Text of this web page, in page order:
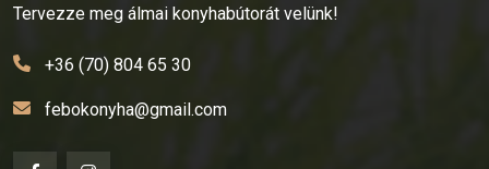
Tervezze meg álmai konyhabútorát velünk!
+36 (70) 804 65 30
febokonyha@gmail.com